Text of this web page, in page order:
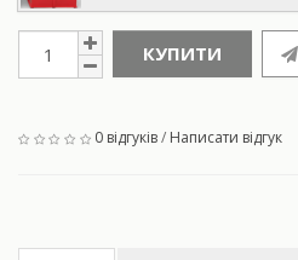
КУПИТИ
0 відгуків/ Написати відгук